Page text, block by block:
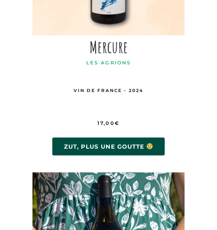
Mercure
LES AGRIONS
VIN DE FRANCE - 2024
17,00€
ZUT, PLUS UNE GOUTTE